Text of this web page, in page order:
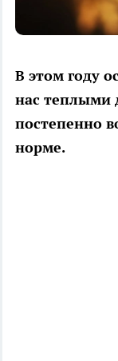
В этом году
нас теплыми
постепенно
норме.